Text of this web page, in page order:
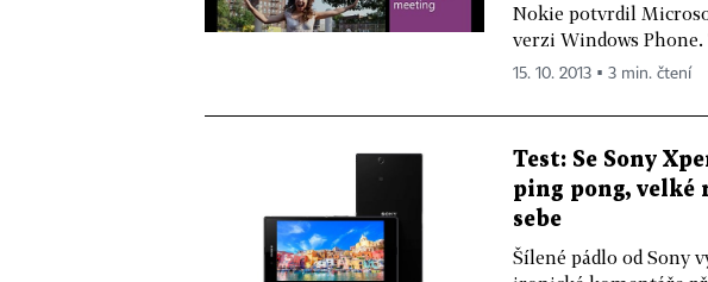
Nokie potvrdil
verzi Windows Phone.
15. 10. 2013 ▪ 3 min. čtení
Test: Se Sony
ping pong, velké
sebe
Šílené pádlo od Sony